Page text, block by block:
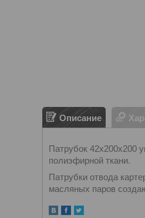
Описание
Патрубок
полиэфирной ткани.
Патрубки отвода
масляных паров